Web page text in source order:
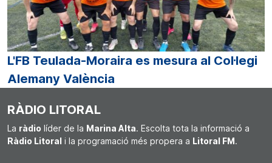
L'FB Teulada-Moraira es mesura al Col·legi
Alemany València
RÀDIO LITORAL
La ràdio líder de la Marina Alta. Escolta tota la informació a
Ràdio Litoral i la programació més propera a Litoral FM.